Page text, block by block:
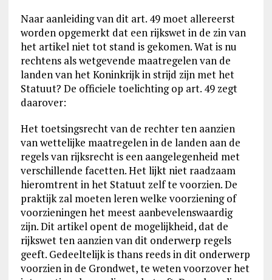
Naar aanleiding van dit art. 49 moet allereerst
worden opgemerkt dat een rijkswet in de zin van
het artikel niet tot stand is gekomen. Wat is nu
rechtens als wetgevende maatregelen van de
landen van het Koninkrijk in strijd zijn met het
Statuut? De officiele toelichting op art. 49 zegt
daarover:
Het toetsingsrecht van de rechter ten aanzien
van wettelijke maatregelen in de landen aan de
regels van rijksrecht is een aangelegenheid met
verschillende facetten. Het lijkt niet raadzaam
hieromtrent in het Statuut zelf te voorzien. De
praktijk zal moeten leren welke voorziening of
voorzieningen het meest aanbevelenswaardig
zijn. Dit artikel opent de mogelijkheid, dat de
rijkswet ten aanzien van dit onderwerp regels
geeft. Gedeeltelijk is thans reeds in dit onderwerp
voorzien in de Grondwet, te weten voorzover het